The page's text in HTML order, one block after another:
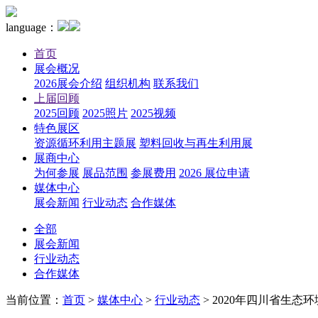
language：
首页
展会概况
2026展会介绍 组织机构 联系我们
上届回顾
2025回顾 2025照片 2025视频
特色展区
资源循环利用主题展 塑料回收与再生利用展
展商中心
为何参展 展品范围 参展费用 2026 展位申请
媒体中心
展会新闻 行业动态 合作媒体
全部
展会新闻
行业动态
合作媒体
当前位置： 首页 > 媒体中心 > 行业动态 > 2020年四川省生态